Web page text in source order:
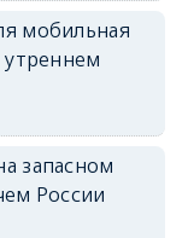
мобильная
запасном
России